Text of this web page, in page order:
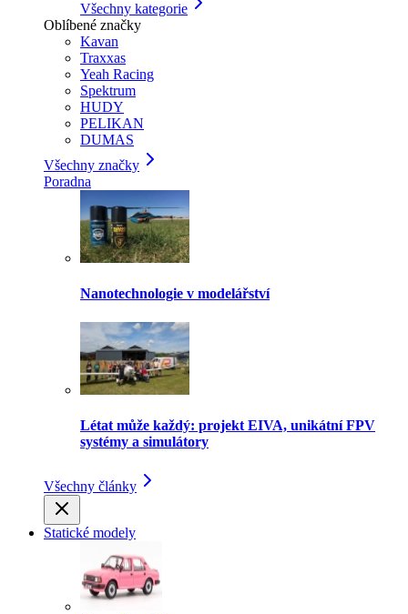
Všechny kategorie
Oblíbené značky
Kavan
Traxxas
Yeah Racing
Spektrum
HUDY
PELIKAN
DUMAS
Všechny značky
Poradna
Nanotechnologie v modelářství
Létat může každý: projekt EIVA, unikátní FPV
systémy a simulátory
Všechny články
Statické modely